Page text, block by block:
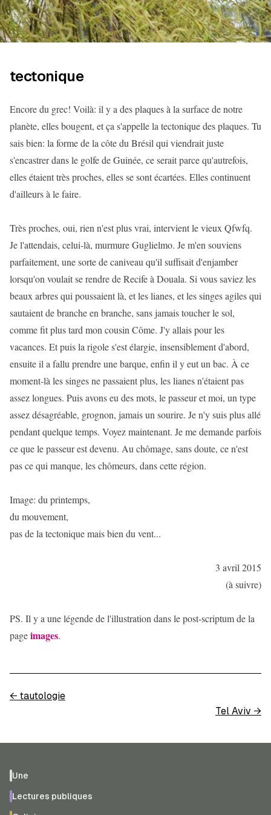
tectonique
Encore du grec! Voilà: il y a des plaques à la surface de notre
planète, elles bougent, et ça s'appelle la tectonique des plaques. Tu
sais bien: la forme de la côte du Brésil qui viendrait juste
s'encastrer dans le golfe de Guinée, ce serait parce qu'autrefois,
elles étaient très proches, elles se sont écartées. Elles continuent
d'ailleurs à le faire.
Très proches, oui, rien n'est plus vrai, intervient le vieux Qfwfq.
Je l'attendais, celui-là, murmure Guglielmo. Je m'en souviens
parfaitement, une sorte de caniveau qu'il suffisait d'enjamber
lorsqu'on voulait se rendre de Recife à Douala. Si vous saviez les
beaux arbres qui poussaient là, et les lianes, et les singes agiles qui
sautaient de branche en branche, sans jamais toucher le sol,
comme fit plus tard mon cousin Côme. J'y allais pour les
vacances. Et puis la rigole s'est élargie, insensiblement d'abord,
ensuite il a fallu prendre une barque, enfin il y eut un bac. À ce
moment-là les singes ne passaient plus, les lianes n'étaient pas
assez longues. Puis avons eu des mots, le passeur et moi, un type
assez désagréable, grognon, jamais un sourire. Je n'y suis plus allé
pendant quelque temps. Voyez maintenant. Je me demande parfois
ce que le passeur est devenu. Au chômage, sans doute, ce n'est
pas ce qui manque, les chômeurs, dans cette région.
Image: du printemps,
du mouvement,
pas de la tectonique mais bien du vent...
3 avril 2015
(à suivre)
PS. Il y a une légende de l'illustration dans le post-scriptum de la
pageimages.
← tautologie
Tel Aviv →
Une
Lectures publiques